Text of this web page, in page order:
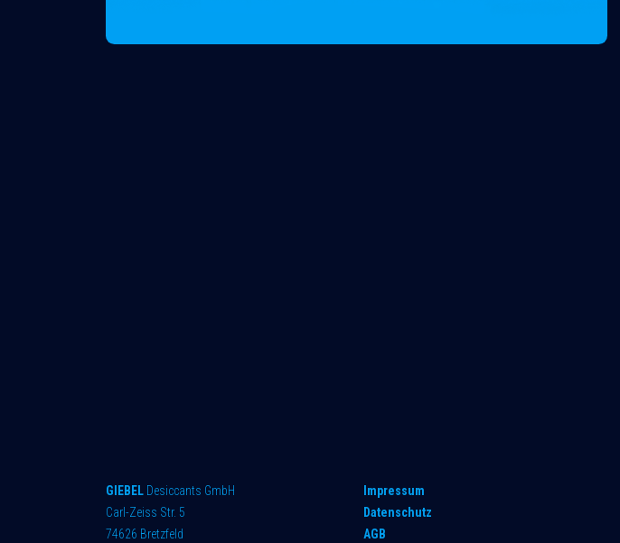
GIEBEL Desiccants GmbH
Carl-Zeiss Str. 5
74626 Bretzfeld
Impressum
Datenschutz
AGB